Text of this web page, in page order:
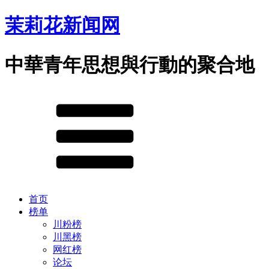
茉莉花新闻网
中華青年思想與行動的聚合地
首页
榜单
川粉榜
川黑榜
网红榜
论坛